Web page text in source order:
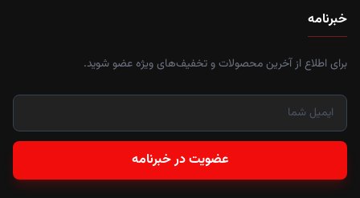
خبرنامه
برای اطلاع از آخرین محصولات و تخفیف‌های ویژه عضو شوید.
عضویت در خبرنامه